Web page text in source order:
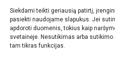
Siekdami teikti geriausią patirtį,
pasiekti naudojame slapukus. Jei
apdoroti duomenis, tokius kaip
svetainėje. Nesutikimas arba
tam tikras funkcijas.
KLIENTAMS
INFORMACIJA